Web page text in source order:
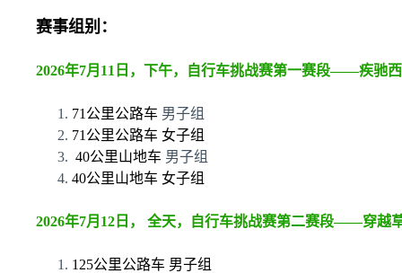
赛事组别：
2026年7月11日，下午，自行车挑战赛第一赛段——疾驰
71公里公路车 男子组
71公里公路车 女子组
40公里山地车 男子组
40公里山地车 女子组
2026年7月12日， 全天，自行车挑战赛第二赛段——穿越
125公里公路车 男子组